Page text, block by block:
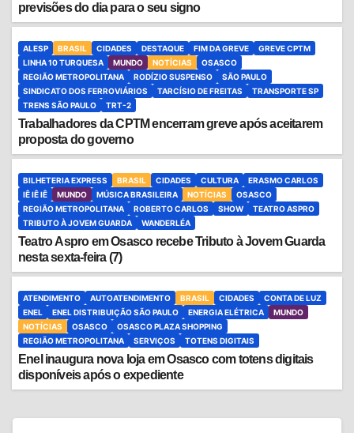
previsões do dia para o seu signo
ALESP BRASIL CIDADES DESTAQUE FIM DA GREVE
GREVE CPTM
LINHA 10 TURQUESA
MUNDO NOTÍCIAS
OSASCO
REGIÃO METROPOLITANA
RODÍZIO SUSPENSO
SÃO PAULO
SINDICATO DOS FERROVIÁRIOS
TARCÍSIO DE FREITAS
TRANSPORTE SP
TRENS SÃO PAULO
TRT-2
Trabalhadores da CPTM encerram greve após aceitarem
proposta do governo
BILHETERIA EXPRESS BRASIL CIDADES CULTURA
ERASMO CARLOS
IÊ IÊ IÊ
MUNDO MÚSICA BRASILEIRA NOTÍCIAS
OSASCO
REGIÃO METROPOLITANA
ROBERTO CARLOS SHOW
TEATRO ASPRO
TRIBUTO À JOVEM GUARDA
WANDERLÉA
Teatro Aspro em Osasco recebe Tributo à Jovem Guarda
nesta sexta-feira (7)
ATENDIMENTO AUTOATENDIMENTO BRASIL CIDADES
CONTA DE LUZ
ENEL
ENEL DISTRIBUIÇÃO SÃO PAULO ENERGIA ELÉTRICA
MUNDO
NOTÍCIAS
OSASCO
OSASCO PLAZA SHOPPING
REGIÃO METROPOLITANA
SERVIÇOS TOTENS DIGITAIS
Enel inaugura nova loja em Osasco com totens digitais
disponíveis após o expediente